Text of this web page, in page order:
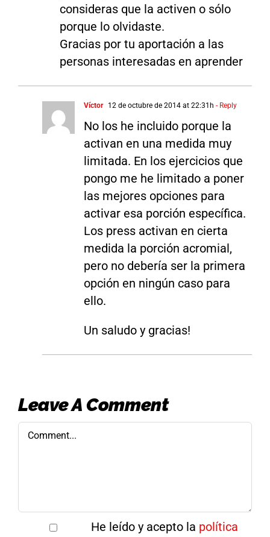
consideras que la activen o sólo
porque lo olvidaste.
Gracias por tu aportación a las
personas interesadas en aprender
Víctor 12 de octubre de 2014 at 22:31h - Reply
No los he incluido porque la
activan en una medida muy
limitada. En los ejercicios que
pongo me he limitado a poner
las mejores opciones para
activar esa porción específica.
Los press activan en cierta
medida la porción acromial,
pero no debería ser la primera
opción en ningún caso para
ello.
Un saludo y gracias!
Leave A Comment
Comment
He leído y acepto la política